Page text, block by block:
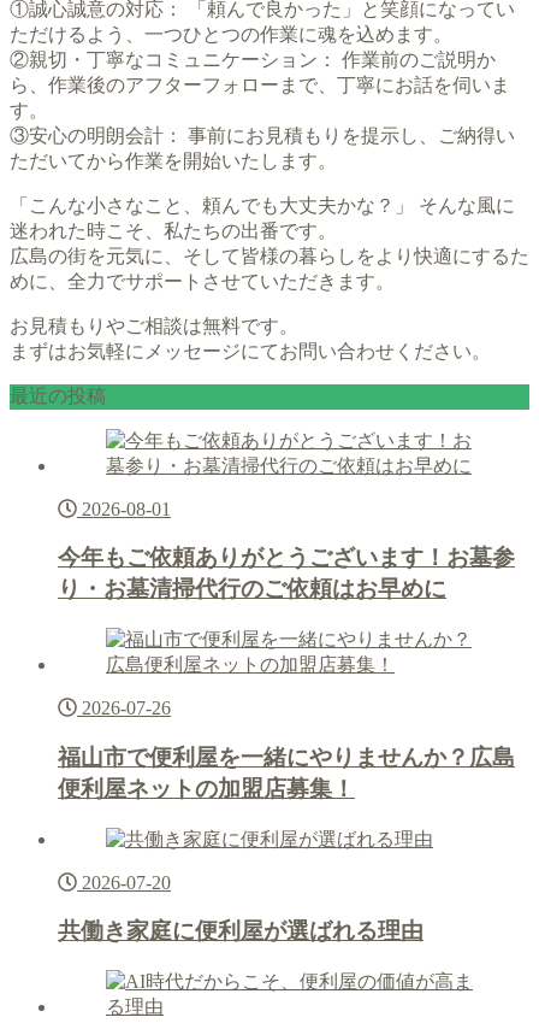
①誠心誠意の対応： 「頼んで良かった」と笑顔になってい
ただけるよう、一つひとつの作業に魂を込めます。
②親切・丁寧なコミュニケーション： 作業前のご説明か
ら、作業後のアフターフォローまで、丁寧にお話を伺いま
す。
③安心の明朗会計： 事前にお見積もりを提示し、ご納得い
ただいてから作業を開始いたします。
「こんな小さなこと、頼んでも大丈夫かな？」 そんな風に
迷われた時こそ、私たちの出番です。
広島の街を元気に、そして皆様の暮らしをより快適にするた
めに、全力でサポートさせていただきます。
お見積もりやご相談は無料です。
まずはお気軽にメッセージにてお問い合わせください。
最近の投稿
2026-08-01
今年もご依頼ありがとうございます！お墓参
り・お墓清掃代行のご依頼はお早めに
2026-07-26
福山市で便利屋を一緒にやりませんか？広島
便利屋ネットの加盟店募集！
2026-07-20
共働き家庭に便利屋が選ばれる理由